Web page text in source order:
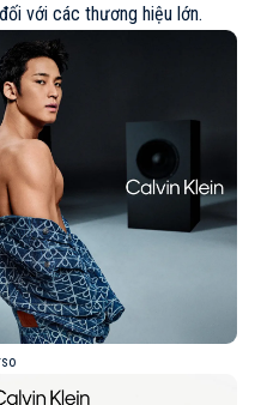
với các thương hiệu lớn.